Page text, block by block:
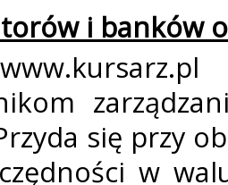
i banków
się przy
w